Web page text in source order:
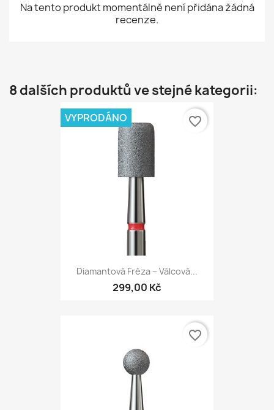
Na tento produkt momentálně není přidána žádná
recenze.
8 dalších produktů ve stejné kategorii:
Diamantová Fréza – Válcová...
299,00 Kč
VYPRODÁNO favorite_border
favorite_border